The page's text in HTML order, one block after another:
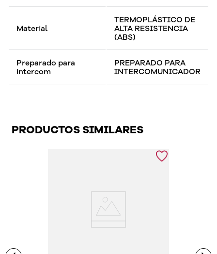
Material
TERMOPLÁSTICO DE
ALTA RESISTENCIA
(ABS)
Preparado para
intercom
PREPARADO PARA
INTERCOMUNICADOR
PRODUCTOS SIMILARES